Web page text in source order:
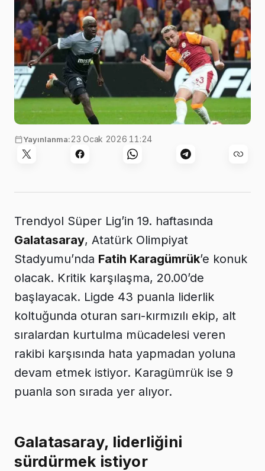
Yayınlanma:23 Ocak 2026 11:24
Trendyol Süper Lig’in 19. haftasında
Galatasaray, Atatürk Olimpiyat
Stadyumu’nda Fatih Karagümrük’e konuk
olacak. Kritik karşılaşma, 20.00’de
başlayacak. Ligde 43 puanla liderlik
koltuğunda oturan sarı-kırmızılı ekip, alt
sıralardan kurtulma mücadelesi veren
rakibi karşısında hata yapmadan yoluna
devam etmek istiyor. Karagümrük ise 9
puanla son sırada yer alıyor.
Galatasaray, liderliğini
sürdürmek istiyor